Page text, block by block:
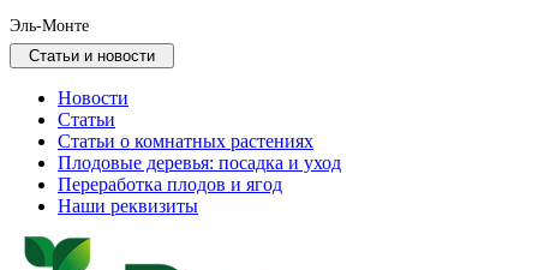
Эль-Монте
Статьи и новости
Новости
Статьи
Статьи о комнатных растениях
Плодовые деревья: посадка и уход
Переработка плодов и ягод
Наши реквизиты